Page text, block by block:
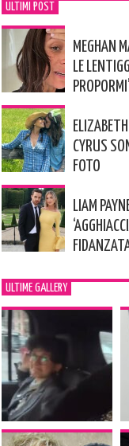
ULTIMI POST
MEGHAN
LE
CYRUS
FOTO
LIAM
ULTIME GALLERY